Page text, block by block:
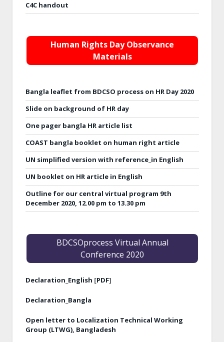
C4C handout
Human Rights Day Observance
Materials
Bangla leaflet from BDCSO process on HR Day 2020
Slide on background of HR day
One pager bangla HR article list
COAST bangla booklet on human right article
UN simplified version with reference_in English
UN booklet on HR article in English
Outline for our central virtual program 9th
December 2020, 12.00 pm to 13.30 pm
BDCSOprocess Virtual Annual
Conference 2020
Declaration_English [PDF]
Declaration_Bangla
Open letter to Localization Technical Working
Group (LTWG), Bangladesh